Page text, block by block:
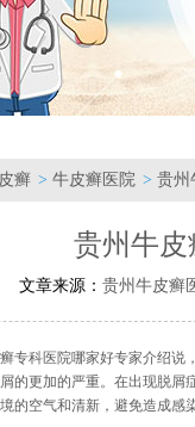
癣 > 牛皮癣医院 > 贵州
贵州牛
文章来源： 贵州牛皮癣
专科医院哪家好专家介绍说
的更加的严重。在出现脱
的空气和清新，避免造成感